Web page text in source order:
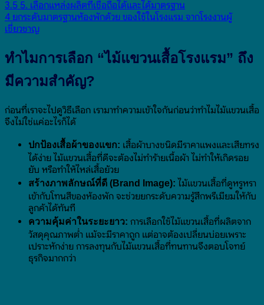
3.5 5. เลือกแหล่งผลิตที่เชื่อถือได้และได้มาตรฐาน
4 ยกระดับมาตรฐานห้องพักด้วย ของใช้ในโรงแรม จากโรงงานผู้
เชี่ยวชาญ
ทำไมการเลือก “ไม้แขวนเสื้อโรงแรม” ถึง
มีความสำคัญ?
ก่อนที่เราจะไปดูวิธีเลือก เรามาทำความเข้าใจกันก่อนว่าทำไมไม้แขวนเสื้อ
จึงไม่ใช่แค่อะไรก็ได้
ปกป้องเสื้อผ้าของแขก: เสื้อผ้าบางชนิดมีราคาแพงและเสียทรง
ได้ง่าย ไม้แขวนเสื้อที่ดีจะต้องไม่ทำร้ายเนื้อผ้า ไม่ทำให้เกิดรอย
ยับ หรือทำให้ไหล่เสื้อย้วย
สร้างภาพลักษณ์ที่ดี (Brand Image): ไม้แขวนเสื้อที่ดูหรูหรา
เข้ากับโทนสีของห้องพัก จะช่วยยกระดับความรู้สึกพรีเมียมให้กับ
ลูกค้าได้ทันที
ความคุ้มค่าในระยะยาว: การเลือกใช้ไม้แขวนเสื้อที่ผลิตจาก
วัสดุคุณภาพต่ำ แม้จะมีราคาถูก แต่อาจต้องเปลี่ยนบ่อยเพราะ
เปราะหักง่าย การลงทุนกับไม้แขวนเสื้อที่ทนทานจึงตอบโจทย์
ธุรกิจมากกว่า